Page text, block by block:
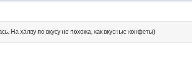
На халву по вкусу не похожа, как вкусные конфеты)